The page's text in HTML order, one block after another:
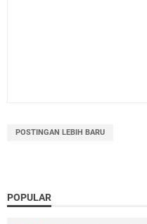
POSTINGAN LEBIH BARU
POPULAR